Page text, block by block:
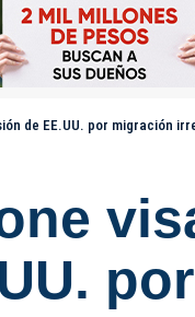
de EE.UU. por migración